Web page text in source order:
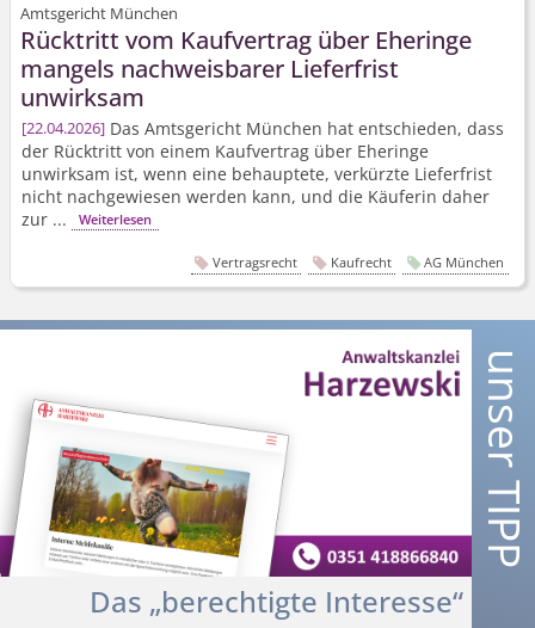
Amtsgericht München
Rücktritt vom Kaufvertrag über Eheringe
mangels nachweisbarer Lieferfrist
unwirksam
22.04.2026 Das Amtsgericht München hat entschieden, dass
der Rücktritt von einem Kaufvertrag über Eheringe
unwirksam ist, wenn eine behauptete, verkürzte Lieferfrist
nicht nachgewiesen werden kann, und die Käuferin daher
zur ...
Weiterlesen
Vertragsrecht Kaufrecht AG München
Das „berechtigte Interesse“